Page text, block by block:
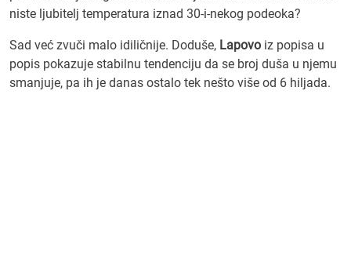
niste ljubitelj temperatura iznad 30-i-nekog podeoka?
Sad već zvuči malo idiličnije. Doduše, Lapovo iz popisa u
popis pokazuje stabilnu tendenciju da se broj duša u njemu
smanjuje, pa ih je danas ostalo tek nešto više od 6 hiljada.